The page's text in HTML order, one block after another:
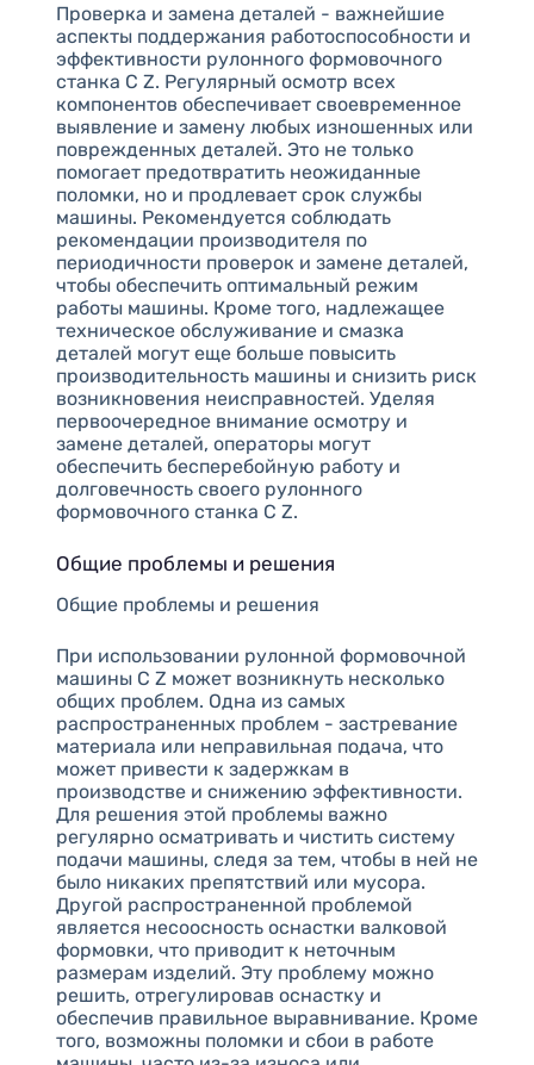
Проверка и замена деталей - важнейшие
аспекты поддержания работоспособности и
эффективности рулонного формовочного
станка C Z. Регулярный осмотр всех
компонентов обеспечивает своевременное
выявление и замену любых изношенных или
поврежденных деталей. Это не только
помогает предотвратить неожиданные
поломки, но и продлевает срок службы
машины. Рекомендуется соблюдать
рекомендации производителя по
периодичности проверок и замене деталей,
чтобы обеспечить оптимальный режим
работы машины. Кроме того, надлежащее
техническое обслуживание и смазка
деталей могут еще больше повысить
производительность машины и снизить риск
возникновения неисправностей. Уделяя
первоочередное внимание осмотру и
замене деталей, операторы могут
обеспечить бесперебойную работу и
долговечность своего рулонного
формовочного станка C Z.
Общие проблемы и решения
Общие проблемы и решения
При использовании рулонной формовочной
машины C Z может возникнуть несколько
общих проблем. Одна из самых
распространенных проблем - застревание
материала или неправильная подача, что
может привести к задержкам в
производстве и снижению эффективности.
Для решения этой проблемы важно
регулярно осматривать и чистить систему
подачи машины, следя за тем, чтобы в ней не
было никаких препятствий или мусора.
Другой распространенной проблемой
является несоосность оснастки валковой
формовки, что приводит к неточным
размерам изделий. Эту проблему можно
решить, отрегулировав оснастку и
обеспечив правильное выравнивание. Кроме
того, возможны поломки и сбои в работе